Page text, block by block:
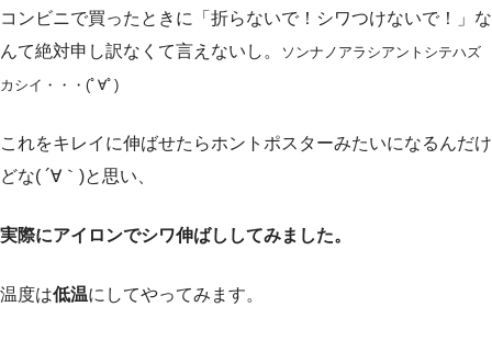
コンビニで買ったときに「折らないで！シワつけないで！」な
んて絶対申し訳なくて言えないし。
ソンナノアラシアントシテハズ
カシイ・・・(ﾟ∀ﾟ)
これをキレイに伸ばせたらホントポスターみたいになるんだけ
どな( ´∀｀)と思い、
実際にアイロンでシワ伸ばししてみました。
温度は低温にしてやってみます。